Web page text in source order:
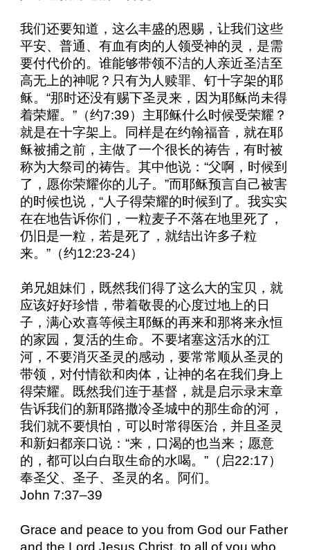
我们还要知道，这么丰盛的恩赐，让我们这些
平安、普通、有血有肉的人领受神的灵，是需
要付代价的。谁能够带领不洁的人亲近圣洁至
高无上的神呢？只有为人赎罪、钉十字架的耶
稣。“那时还没有赐下圣灵来，因为耶稣尚未得
着荣耀。”（约7:39）主耶稣什么时候受荣耀？
就是在十字架上。同样是在约翰福音，就在耶
稣被捕之前，主做了一个很长的祷告，有时被
称为大祭司的祷告。其中他说：“父啊，时候到
了，愿你荣耀你的儿子。”而耶稣预言自己被害
的时候也说，“人子得荣耀的时候到了。我实实
在在地告诉你们，一粒麦子不落在地里死了，
仍旧是一粒，若是死了，就结出许多子粒
来。”（约12:23-24）
弟兄姐妹们，既然我们得了这么大的宝贝，就
应该好好珍惜，带着敬畏的心度过地上的日
子，满心欢喜等候主耶稣的再来和那将来永恒
的家园，复活的生命。不要堵塞这活水的江
河，不要消灭圣灵的感动，要常常顺从圣灵的
带领，对付情欲和肉体，让神的名在我们身上
得荣耀。既然我们连于基督，就是启示录末章
告诉我们的新耶路撒冷圣城中的那生命的河，
我们就不要惧怕，可以时常得医治，并且圣灵
和新妇都亲口说：“来，口渴的也当来；愿意
的，都可以白白取生命的水喝。”（启22:17）
奉圣父、圣子、圣灵的名。阿们。
John 7:37–39
Grace and peace to you from God our Father
and the Lord Jesus Christ, to all of you who